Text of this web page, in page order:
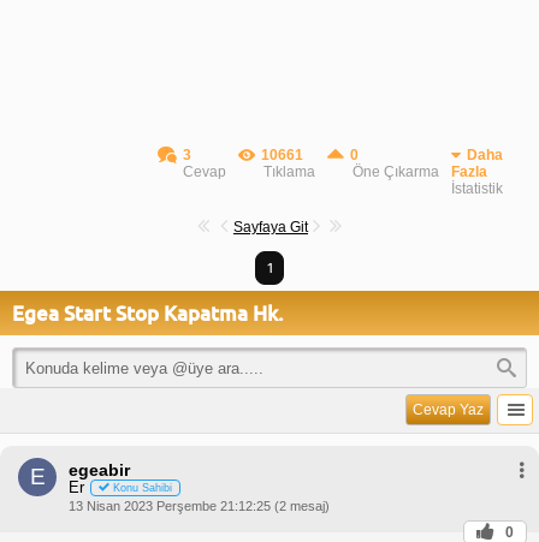
3
Cevap
10661
Tıklama
0
Öne Çıkarma
Daha
Fazla
İstatistik
Sayfaya Git
1
Egea Start Stop Kapatma Hk.
Cevap Yaz
E egeabir
Er Konu Sahibi
13 Nisan 2023 Perşembe 21:12:25 (2 mesaj)
0